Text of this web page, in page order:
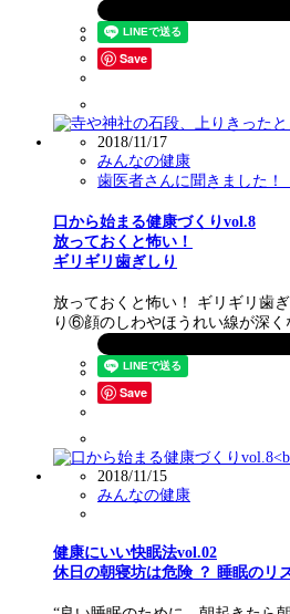
Save
2018/11/17
みんなの健康
歯医者さんに聞きました！
口から始まる健康づくりvol.8
放っておくと怖い！
ギリギリ歯ぎしり
放っておくと怖い！ ギリギリ歯
り⑥顔のしわやほうれい線が深く
Save
2018/11/15
みんなの健康
健康にいい快眠法vol.02
休日の朝寝坊は危険 ？ 睡眠のリ